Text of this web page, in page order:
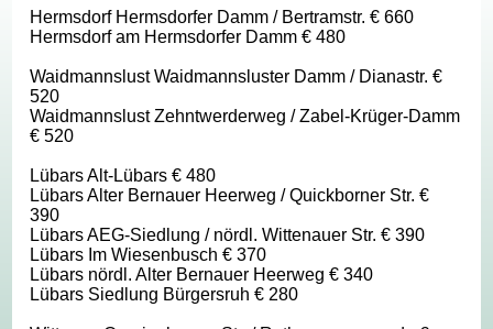
Hermsdorf Hermsdorfer Damm / Bertramstr. € 660
Hermsdorf am Hermsdorfer Damm € 480
Waidmannslust Waidmannsluster Damm / Dianastr. €
520
Waidmannslust Zehntwerderweg / Zabel-Krüger-Damm
€ 520
Lübars Alt-Lübars € 480
Lübars Alter Bernauer Heerweg / Quickborner Str. €
390
Lübars AEG-Siedlung / nördl. Wittenauer Str. € 390
Lübars Im Wiesenbusch € 370
Lübars nördl. Alter Bernauer Heerweg € 340
Lübars Siedlung Bürgersruh € 280